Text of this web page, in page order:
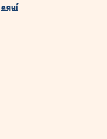
aquí